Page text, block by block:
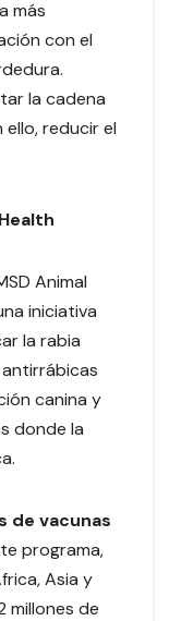
más
con el
la cadena
reducir el
Animal
iniciativa
la rabia
canina y
donde la
de vacunas
programa,
Asia y
millones de